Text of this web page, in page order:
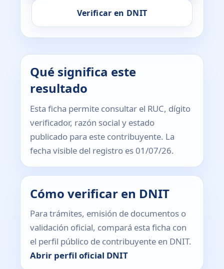
Verificar en DNIT
Qué significa este
resultado
Esta ficha permite consultar el RUC, dígito
verificador, razón social y estado
publicado para este contribuyente. La
fecha visible del registro es 01/07/26.
Cómo verificar en DNIT
Para trámites, emisión de documentos o
validación oficial, compará esta ficha con
el perfil público de contribuyente en DNIT.
Abrir perfil oficial DNIT